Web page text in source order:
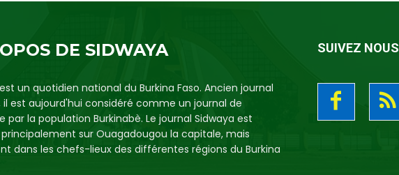
DE SIDWAYA
un quotidien national du Burkina Faso. Ancien journal
est aujourd'hui considéré comme un journal de
par la population Burkinabè. Le journal Sidwaya est
sur Ouagadougou la capitale, mais
dans les chefs-lieux des différentes régions du Burkina
SUIVEZ NOUS